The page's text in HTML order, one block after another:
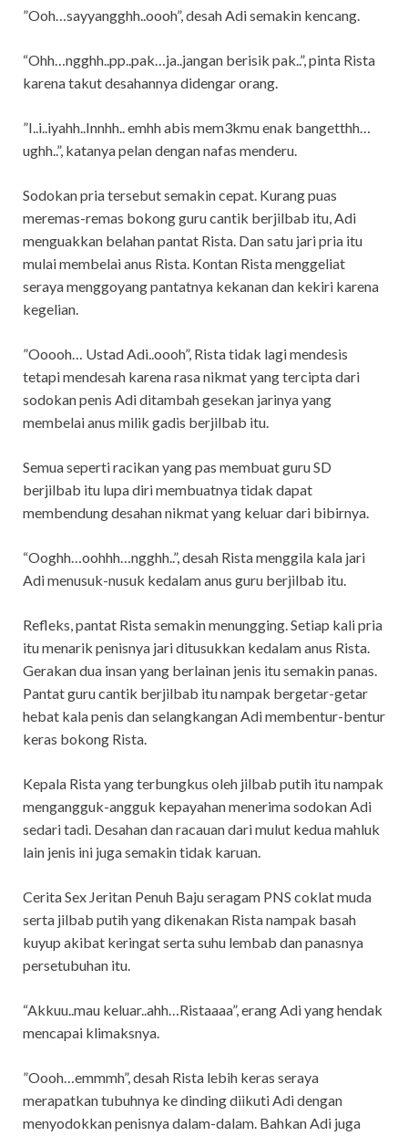
”Ooh…sayyangghh..oooh”, desah Adi semakin kencang.
“Ohh…ngghh..pp..pak…ja..jangan berisik pak..”, pinta Rista
karena takut desahannya didengar orang.
”I..i..iyahh..Innhh.. emhh abis mem3kmu enak bangetthh…
ughh..”, katanya pelan dengan nafas menderu.
Sodokan pria tersebut semakin cepat. Kurang puas
meremas-remas bokong guru cantik berjilbab itu, Adi
menguakkan belahan pantat Rista. Dan satu jari pria itu
mulai membelai anus Rista. Kontan Rista menggeliat
seraya menggoyang pantatnya kekanan dan kekiri karena
kegelian.
”Ooooh… Ustad Adi..oooh”, Rista tidak lagi mendesis
tetapi mendesah karena rasa nikmat yang tercipta dari
sodokan penis Adi ditambah gesekan jarinya yang
membelai anus milik gadis berjilbab itu.
Semua seperti racikan yang pas membuat guru SD
berjilbab itu lupa diri membuatnya tidak dapat
membendung desahan nikmat yang keluar dari bibirnya.
“Ooghh…oohhh…ngghh..”, desah Rista menggila kala jari
Adi menusuk-nusuk kedalam anus guru berjilbab itu.
Refleks, pantat Rista semakin menungging. Setiap kali pria
itu menarik penisnya jari ditusukkan kedalam anus Rista.
Gerakan dua insan yang berlainan jenis itu semakin panas.
Pantat guru cantik berjilbab itu nampak bergetar-getar
hebat kala penis dan selangkangan Adi membentur-bentur
keras bokong Rista.
Kepala Rista yang terbungkus oleh jilbab putih itu nampak
mengangguk-angguk kepayahan menerima sodokan Adi
sedari tadi. Desahan dan racauan dari mulut kedua mahluk
lain jenis ini juga semakin tidak karuan.
Cerita Sex Jeritan Penuh Baju seragam PNS coklat muda
serta jilbab putih yang dikenakan Rista nampak basah
kuyup akibat keringat serta suhu lembab dan panasnya
persetubuhan itu.
“Akkuu..mau keluar..ahh…Ristaaaa”, erang Adi yang hendak
mencapai klimaksnya.
”Oooh…emmmh”, desah Rista lebih keras seraya
merapatkan tubuhnya ke dinding diikuti Adi dengan
menyodokkan penisnya dalam-dalam. Bahkan Adi juga